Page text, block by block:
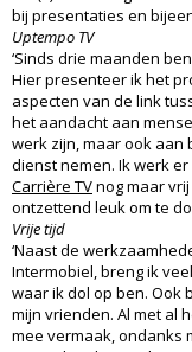
bij presentaties en
Uptempo TV
‘Sinds drie maanden
Hier presenteer ik het
aspecten van de link
het aandacht aan
werk zijn, maar ook aan
dienst nemen. Ik werk
Carrière TVnog maar
ontzettend leuk om te
Vrije tijd
‘Naast de
Intermobiel, breng ik
waar ik dol op ben. Ook
mijn vrienden. Al met al
mee vermaak, ondanks